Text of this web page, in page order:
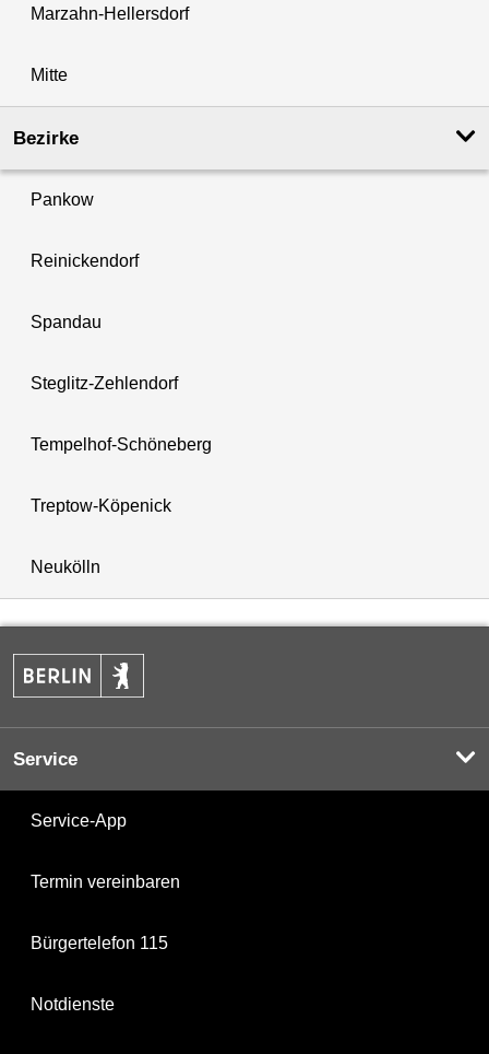
Marzahn-Hellersdorf
Mitte
Bezirke
Pankow
Reinickendorf
Spandau
Steglitz-Zehlendorf
Tempelhof-Schöneberg
Treptow-Köpenick
Neukölln
Service
Service-App
Termin vereinbaren
Bürgertelefon 115
Notdienste